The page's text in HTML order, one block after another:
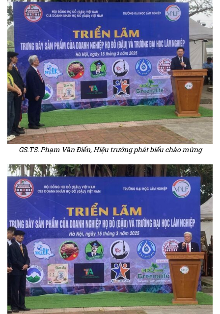
GS.TS. Phạm Văn Điển, Hiệu trưởng phát biểu chào mừng